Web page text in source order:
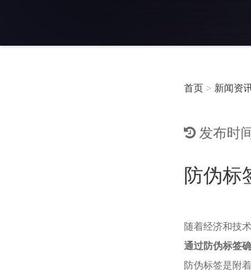
首页 > 新闻资
发布时
防伪标
随着经济和技
通过防伪标签
防伪标签是附